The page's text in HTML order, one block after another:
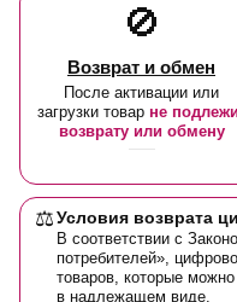
🚫
Возврат и обмен
После активации или
загрузки товар не
возврату или обмену
⚖️Условия возврата
В соответствии с
потребителей»,
товаров, которые
в надлежащем виде.